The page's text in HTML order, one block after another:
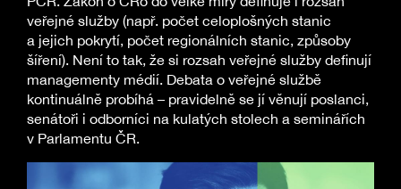
veřejné služby (např. počet celoplošných stanic
a jejich pokrytí, počet regionálních stanic, způsoby
šíření). Není to tak, že si rozsah veřejné služby definují
managementy médií. Debata o veřejné službě
kontinuálně probíhá – pravidelně se jí věnují poslanci,
senátoři i odborníci na kulatých stolech a seminářích
v Parlamentu ČR.